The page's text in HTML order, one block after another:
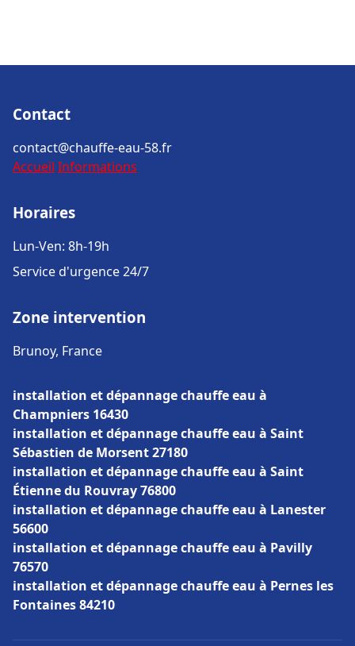
Contact
contact@chauffe-eau-58.fr
Accueil Informations
Horaires
Lun-Ven: 8h-19h
Service d'urgence 24/7
Zone intervention
Brunoy, France
installation et dépannage chauffe eau à
Champniers 16430
installation et dépannage chauffe eau à Saint
Sébastien de Morsent 27180
installation et dépannage chauffe eau à Saint
Étienne du Rouvray 76800
installation et dépannage chauffe eau à Lanester
56600
installation et dépannage chauffe eau à Pavilly
76570
installation et dépannage chauffe eau à Pernes les
Fontaines 84210